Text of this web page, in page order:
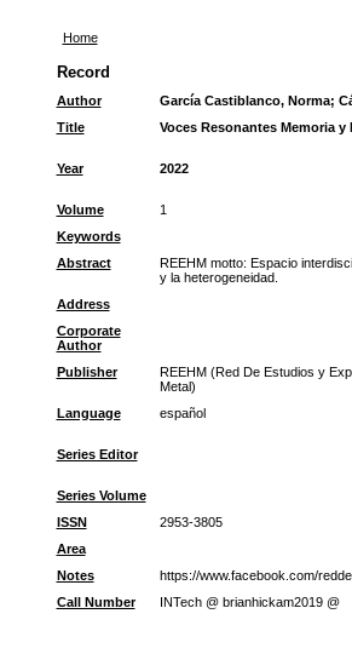
Home
Record
Author García Castiblanco, Norma;
Title
Voces Resonantes Memoria
Year
2022
Volume
1
Keywords
Abstract
REEHM motto: Espacio
y la heterogeneidad.
Address
Corporate
Author
Publisher
REEHM (Red De Estudios y
Metal)
Language español
Series Editor
Series Volume
ISSN
2953-3805
Area
Notes
https://www.facebook.com/
Call Number
INTech @ brianhickam2019 @